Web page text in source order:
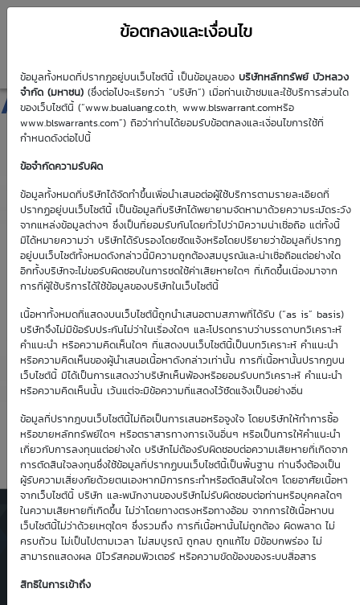
ข้อตกลงและเงื่อนไข
ข้อมูลทั้งหมดที่ปรากฏอยู่บนเว็บไซต์นี้ เป็นข้อมูลของ บริษัทหลักทรัพย์ บัวหลวง
จำกัด (มหาชน) (ซึ่งต่อไปจะเรียกว่า “บริษัท”) เมื่อท่านเข้าชมและใช้บริการส่วนใด
ของเว็บไซต์นี้ (“www.bualuang.co.th, www.blswarrant.comหรือ
www.blswarrants.com”) ถือว่าท่านได้ยอมรับข้อตกลงและเงื่อนไขการใช้ที่
กำหนดดังต่อไปนี้
ข้อจำกัดความรับผิด
ข้อมูลทั้งหมดที่บริษัทได้จัดทำขึ้นเพื่อนำเสนอต่อผู้ใช้บริการตามรายละเอียดที่
ปรากฏอยู่บนเว็บไซต์นี้ เป็นข้อมูลที่บริษัทได้พยายามจัดหามาด้วยความระมัดระวัง
จากแหล่งข้อมูลต่างๆ ซึ่งเป็นที่ยอมรับกันโดยทั่วไปว่ามีความน่าเชื่อถือ แต่ทั้งนี้
มิได้หมายความว่า บริษัทได้รับรองโดยชัดแจ้งหรือโดยปริยายว่าข้อมูลที่ปรากฏ
อยู่บนเว็บไซต์ทั้งหมดดังกล่าวนี้มีความถูกต้องสมบูรณ์และน่าเชื่อถือแต่อย่างใด
อีกทั้งบริษัทจะไม่ขอรับผิดชอบในการชดใช้ค่าเสียหายใดๆ ที่เกิดขึ้นเนื่องมาจาก
การที่ผู้ใช้บริการได้ใช้ข้อมูลของบริษัทในเว็บไซต์นี้
เนื้อหาทั้งหมดที่แสดงบนเว็บไซต์นี้ถูกนำเสนอตามสภาพที่ได้รับ (“as is” basis)
บริษัทจึงไม่มีข้อรับประกันไม่ว่าในเรื่องใดๆ และโปรดทราบว่าบรรดาบทวิเคราะห์
คำแนะนำ หรือความคิดเห็นใดๆ ที่แสดงบนเว็บไซต์นี้เป็นบทวิเคราะห์ คำแนะนำ
หรือความคิดเห็นของผู้นำเสนอเนื้อหาดังกล่าวเท่านั้น การที่เนื้อหานั้นปรากฏบน
เว็บไซต์นี้ มิได้เป็นการแสดงว่าบริษัทเห็นพ้องหรือยอมรับบทวิเคราะห์ คำแนะนำ
หรือความคิดเห็นนั้น เว้นแต่จะมีข้อความที่แสดงไว้ชัดแจ้งเป็นอย่างอื่น
ข้อมูลที่ปรากฎบนเว็บไซต์นี้ไม่ถือเป็นการเสนอหรือจูงใจ โดยบริษัทให้ทำการซื้อ
หรือขายหลักทรัพย์ใดๆ หรือตราสารทางการเงินอื่นๆ หรือเป็นการให้คำแนะนำ
เกี่ยวกับการลงทุนแต่อย่างใด บริษัทไม่ต้องรับผิดชอบต่อความเสียหายที่เกิดจาก
การตัดสินใจลงทุนซึ่งใช้ข้อมูลที่ปรากฏบนเว็บไซต์นี้เป็นพื้นฐาน ท่านจึงต้องเป็น
ผู้รับความเสี่ยงภัยด้วยตนเองหากมีการกระทำหรือตัดสินใจใดๆ โดยอาศัยเนื้อหา
จากเว็บไซต์นี้ บริษัท และพนักงานของบริษัทไม่รับผิดชอบต่อท่านหรือบุคคลใดๆ
ในความเสียหายที่เกิดขึ้น ไม่ว่าโดยทางตรงหรือทางอ้อม จากการใช้เนื้อหาบน
เว็บไซต์นี้ไม่ว่าด้วยเหตุใดๆ ซึ่งรวมถึง การที่เนื้อหานั้นไม่ถูกต้อง ผิดพลาด ไม่
ครบถ้วน ไม่เป็นไปตามเวลา ไม่สมบูรณ์ ถูกลบ ถูกแก้ไข มีข้อบกพร่อง ไม่
สามารถแสดงผล มีไวรัสคอมพิวเตอร์ หรือความขัดข้องของระบบสื่อสาร
สิทธิในการเข้าถึง
AMATA01P2610A
วันซื้อขายวันแรก
29 พ.ค. 2569
8 ส.ค. 2569
วันซื้อขายวันสุดท้าย
7 ต.ค. 2569
Effective Gearing
-6.32
Sensitivity
0.35
Time Decay
-4.61 %
TTM (days)
43
ตารางเสนอซื้อคืนเบื้องต้นของ
DW01*